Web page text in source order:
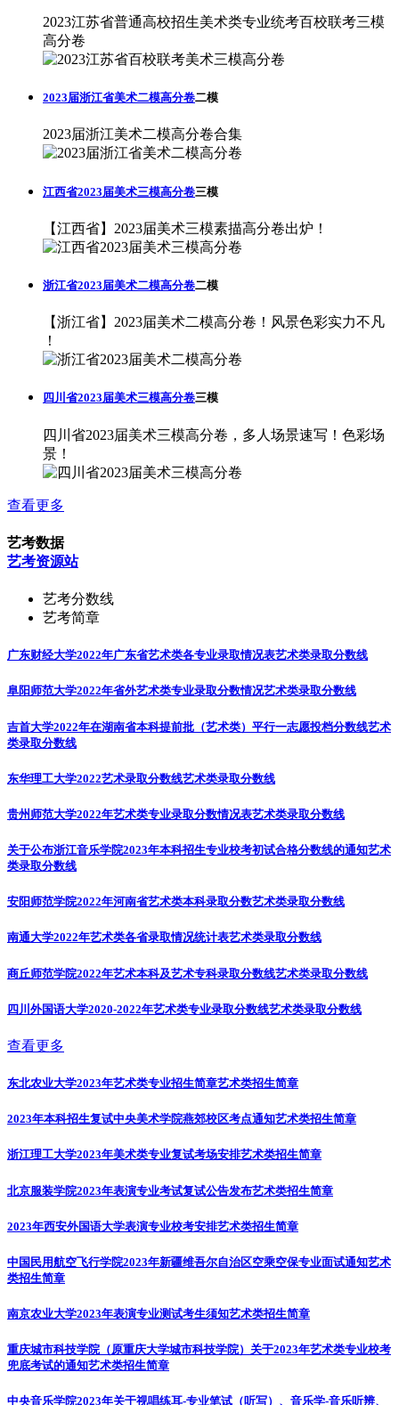
2023江苏省普通高校招生美术类专业统考百校联考三模
高分卷
2023届浙江省美术二模高分卷二模
2023届浙江美术二模高分卷合集
江西省2023届美术三模高分卷三模
【江西省】2023届美术三模素描高分卷出炉！
浙江省2023届美术二模高分卷二模
【浙江省】2023届美术二模高分卷！风景色彩实力不凡
！
四川省2023届美术三模高分卷三模
四川省2023届美术三模高分卷，多人场景速写！色彩场
景！
查看更多
艺考数据
艺考资源站
艺考分数线
艺考简章
广东财经大学2022年广东省艺术类各专业录取情况表艺术类录取分数线
阜阳师范大学2022年省外艺术类专业录取分数情况艺术类录取分数线
吉首大学2022年在湖南省本科提前批（艺术类）平行一志愿投档分数线艺术
类录取分数线
东华理工大学2022艺术录取分数线艺术类录取分数线
贵州师范大学2022年艺术类专业录取分数情况表艺术类录取分数线
关于公布浙江音乐学院2023年本科招生专业校考初试合格分数线的通知艺术
类录取分数线
安阳师范学院2022年河南省艺术类本科录取分数艺术类录取分数线
南通大学2022年艺术类各省录取情况统计表艺术类录取分数线
商丘师范学院2022年艺术本科及艺术专科录取分数线艺术类录取分数线
四川外国语大学2020-2022年艺术类专业录取分数线艺术类录取分数线
查看更多
东北农业大学2023年艺术类专业招生简章艺术类招生简章
2023年本科招生复试中央美术学院燕郊校区考点通知艺术类招生简章
浙江理工大学2023年美术类专业复试考场安排艺术类招生简章
北京服装学院2023年表演专业考试复试公告发布艺术类招生简章
2023年西安外国语大学表演专业校考安排艺术类招生简章
中国民用航空飞行学院2023年新疆维吾尔自治区空乘空保专业面试通知艺术
类招生简章
南京农业大学2023年表演专业测试考生须知艺术类招生简章
重庆城市科技学院（原重庆大学城市科技学院）关于2023年艺术类专业校考
兜底考试的通知艺术类招生简章
中央音乐学院2023年关于视唱练耳-专业笔试（听写）、音乐学-音乐听辨、